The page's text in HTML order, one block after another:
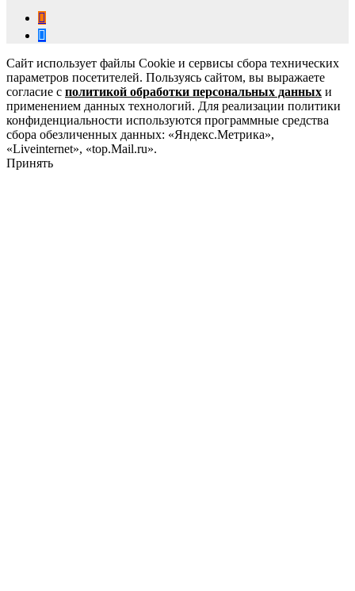
Сайт использует файлы Cookie и сервисы сбора технических
параметров посетителей. Пользуясь сайтом, вы выражаете
согласие с политикой обработки персональных данных и
применением данных технологий. Для реализации политики
конфиденциальности используются программные средства
сбора обезличенных данных: «Яндекс.Метрика»,
«Liveinternet», «top.Mail.ru».
Принять